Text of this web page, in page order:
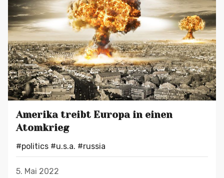
Amerika treibt Europa in einen
Atomkrieg
#politics #u.s.a. #russia
5. Mai 2022